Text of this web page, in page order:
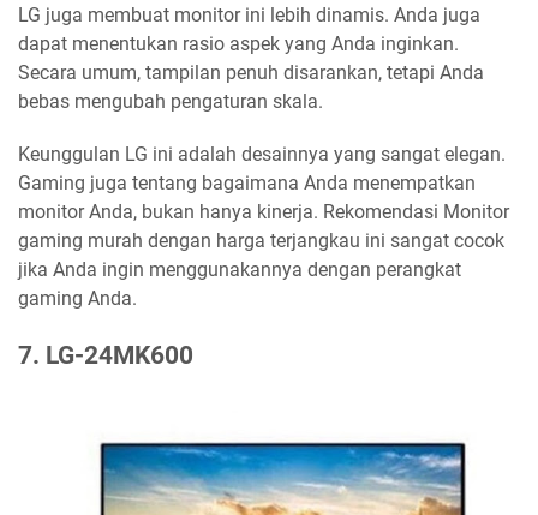
LG juga membuat monitor ini lebih dinamis. Anda juga
dapat menentukan rasio aspek yang Anda inginkan.
Secara umum, tampilan penuh disarankan, tetapi Anda
bebas mengubah pengaturan skala.
Keunggulan LG ini adalah desainnya yang sangat elegan.
Gaming juga tentang bagaimana Anda menempatkan
monitor Anda, bukan hanya kinerja. Rekomendasi Monitor
gaming murah dengan harga terjangkau ini sangat cocok
jika Anda ingin menggunakannya dengan perangkat
gaming Anda.
7. LG-24MK600